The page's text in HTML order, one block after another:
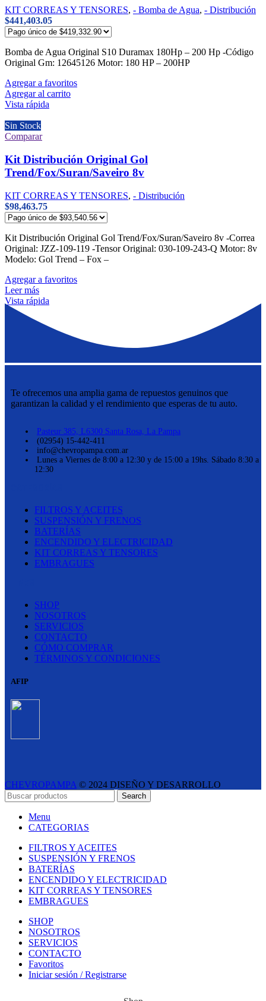
KIT CORREAS Y TENSORES, - Bomba de Agua, - Distribución
$441,403.05
Bomba de Agua Original S10 Duramax 180Hp – 200 Hp -Código
Original Gm: 12645126 Motor: 180 HP – 200HP
Agregar a favoritos
Agregar al carrito
Vista rápida
Sin Stock
Comparar
Kit Distribución Original Gol
Trend/Fox/Suran/Saveiro 8v
KIT CORREAS Y TENSORES, - Distribución
$98,463.75
Kit Distribución Original Gol Trend/Fox/Suran/Saveiro 8v -Correa
Original: JZZ-109-119 -Tensor Original: 030-109-243-Q Motor: 8v
Modelo: Gol Trend – Fox –
Agregar a favoritos
Leer más
Vista rápida
Te ofrecemos una amplia gama de repuestos genuinos que
garantizan la calidad y el rendimiento que esperas de tu auto.
Pasteur 385, L6300 Santa Rosa, La Pampa
(02954) 15-442-411
info@chevropampa.com.ar
Lunes a Viernes de 8:00 a 12:30 y de 15:00 a 19hs. Sábado 8:30 a
12:30
FILTROS Y ACEITES
SUSPENSIÓN Y FRENOS
BATERÍAS
ENCENDIDO Y ELECTRICIDAD
KIT CORREAS Y TENSORES
EMBRAGUES
SHOP
NOSOTROS
SERVICIOS
CONTACTO
CÓMO COMPRAR
TÉRMINOS Y CONDICIONES
AFIP
CHEVROPAMPA © 2024 DISEÑO Y DESARROLLO
ESTUDIO LIPINA
- E-COMMERCE SOLUTIONS
Search
Menu
CATEGORIAS
FILTROS Y ACEITES
SUSPENSIÓN Y FRENOS
BATERÍAS
ENCENDIDO Y ELECTRICIDAD
KIT CORREAS Y TENSORES
EMBRAGUES
SHOP
NOSOTROS
SERVICIOS
CONTACTO
Favoritos
Iniciar sesión / Registrarse